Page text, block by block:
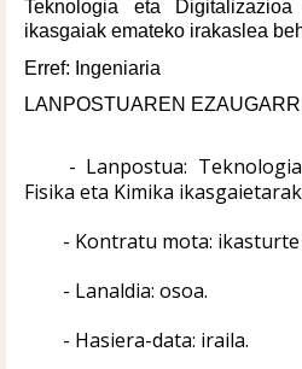
Teknologia eta
ikasgaiak emateko irakaslea
Erref: Ingeniaria
LANPOSTUAREN
- Lanpostua:
Fisika eta Kimika
- Kontratu mota:
- Lanaldia: osoa.
- Hasiera-data: iraila.